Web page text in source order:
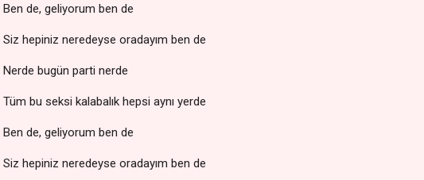
Ben de, geliyorum ben de
Siz hepiniz neredeyse oradayım ben de
Nerde bugün parti nerde
Tüm bu seksi kalabalık hepsi aynı yerde
Ben de, geliyorum ben de
Siz hepiniz neredeyse oradayım ben de